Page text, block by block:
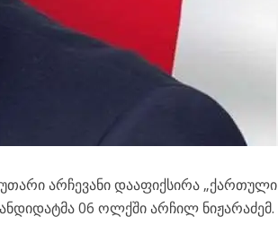
არჩევანი დააფიქსირა „ქართული
06 ოლქში არჩილ ნიჟარაძემ.